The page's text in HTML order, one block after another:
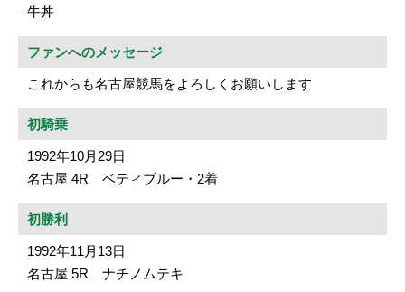
牛丼
ファンへのメッセージ
これからも名古屋競馬をよろしくお願いします
初騎乗
1992年10月29日
名古屋 4R ベティブルー・2着
初勝利
1992年11月13日
名古屋 5R ナチノムテキ